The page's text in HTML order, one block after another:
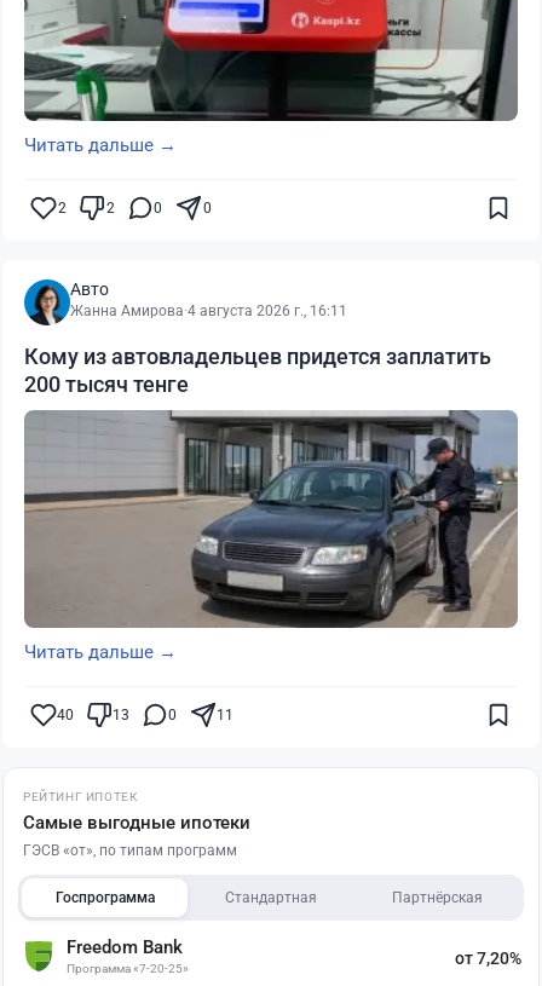
Читать дальше →
2 2 0 0
Авто
Жанна Амирова·4 августа 2026 г., 16:11
Кому из автовладельцев придется заплатить
200 тысяч тенге
Читать дальше →
40 13 0 11
РЕЙТИНГ ИПОТЕК
Самые выгодные ипотеки
ГЭСВ «от», по типам программ
Госпрограмма Стандартная Партнёрская
Freedom Bank
Программа «7-20-25»
от 7,20%